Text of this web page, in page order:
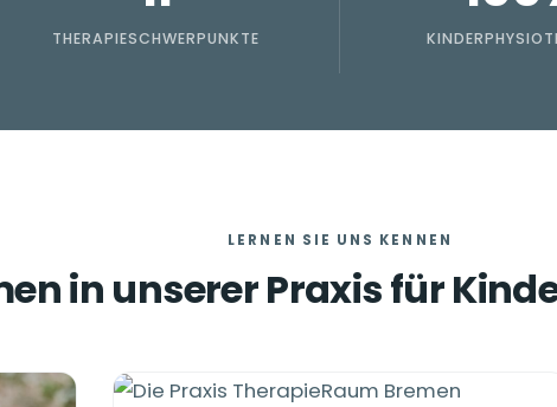
THERAPIE­SCHWERPUNKTE
LERNEN SIE UNS KENNEN
in unserer Praxis für